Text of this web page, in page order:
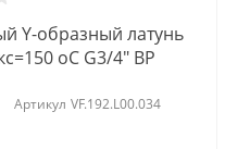
Y-образный латунь
oC G3/4" ВР
Артикул VF.192.L00.034